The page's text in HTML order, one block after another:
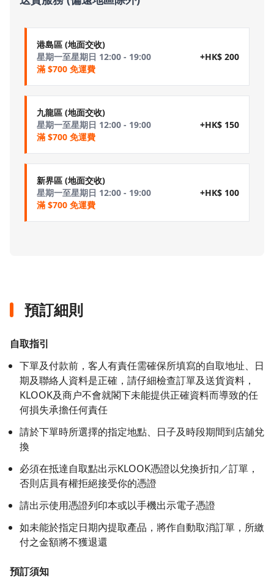
港島區 (地面交收)
星期一至星期日 12:00 - 19:00
滿 $700 免運費
+HK$ 200
九龍區 (地面交收)
星期一至星期日 12:00 - 19:00
滿 $700 免運費
+HK$ 150
新界區 (地面交收)
星期一至星期日 12:00 - 19:00
滿 $700 免運費
+HK$ 100
預訂細則
自取指引
下單及付款前，客人有責任需確保所填寫的自取地址、日
期及聯絡人資料是正確，請仔細檢查訂單及送貨資料，
KLOOK及商户不會就閣下未能提供正確資料而導致的任
何損失承擔任何責任
請於下單時所選擇的指定地點、日子及時段期間到店舖兌
換
必須在抵達自取點出示KLOOK憑證以兌換折扣／訂單，
否則店員有權拒絕接受你的憑證
請出示使用憑證列印本或以手機出示電子憑證
如未能於指定日期內提取產品，將作自動取消訂單，所繳
付之金額將不獲退還
預訂須知